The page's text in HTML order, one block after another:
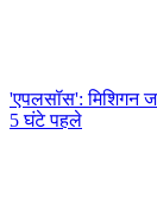
'एपलसॉस': मिशिगन
5 घंटे पहले